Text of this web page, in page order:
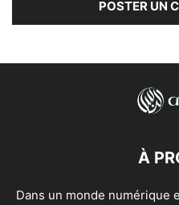
À
Dans un monde numérique